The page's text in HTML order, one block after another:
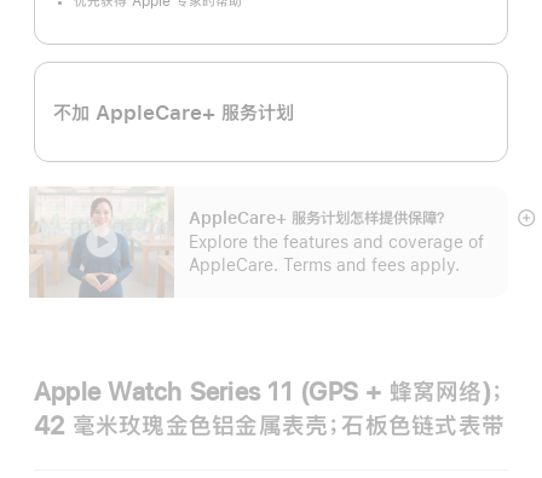
不加 AppleCare+ 服务计划
AppleCare+ 服务计划怎样提供保⁠障？
Explore the features and coverage of
AppleCare. Terms and fees apply.
展
Apple Watch Series 11 (GPS + 蜂窝网络)；
42 毫米玫瑰金色铝金属表壳；石板色链式表带